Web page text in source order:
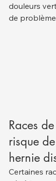
douleurs
de
Races
risque
hernie
Certaines